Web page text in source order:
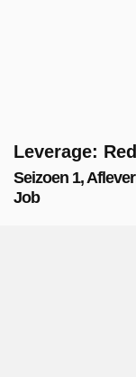
Leverage:
Seizoen 1,
Job